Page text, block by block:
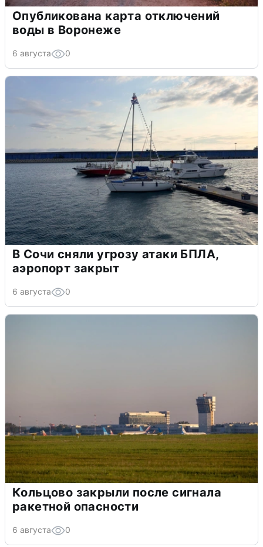
Опубликована карта отключений
воды в Воронеже
6 августа 0
В Сочи сняли угрозу атаки БПЛА,
аэропорт закрыт
6 августа 0
Кольцово закрыли после сигнала
ракетной опасности
6 августа 0